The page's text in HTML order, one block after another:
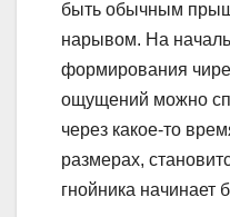
быть обычным
нарывом. На
формирования
ощущений можно
через какое-то
размерах,
гнойника начинает